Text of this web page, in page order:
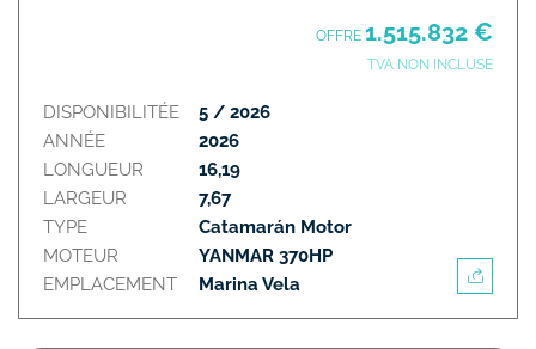
OFFRE 1.515.832 €
TVA NON INCLUSE
DISPONIBILITÉE
ANNÉE
LONGUEUR
LARGEUR
TYPE
MOTEUR
EMPLACEMENT
5 / 2026
2026
16,19
7,67
Catamarán Motor
YANMAR 370HP
Marina Vela